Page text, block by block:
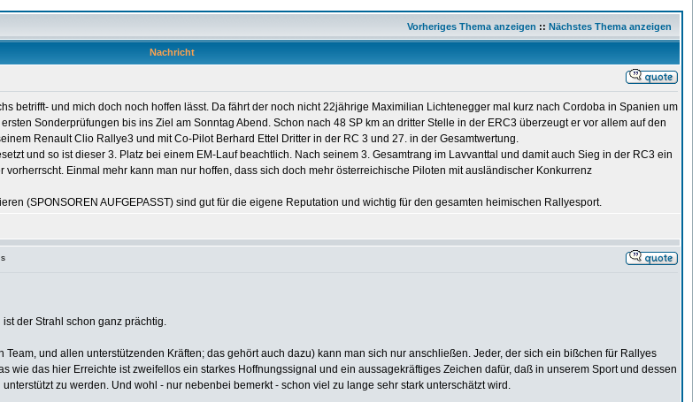
Vorheriges Thema anzeigen :: Nächstes Thema anzeigen
Nachricht
betrifft- und mich doch noch hoffen lässt. Da fährt der noch nicht 22jährige Maximilian Lichtenegger mal kurz nach Cordoba in Spanien um
Sonderprüfungen bis ins Ziel am Sonntag Abend. Schon nach 48 SP km an dritter Stelle in der ERC3 überzeugt er vor allem auf den
Renault Clio Rallye3 und mit Co-Pilot Berhard Ettel Dritter in der RC 3 und 27. in der Gesamtwertung.
und so ist dieser 3. Platz bei einem EM-Lauf beachtlich. Nach seinem 3. Gesamtrang im Lavvanttal und damit auch Sieg in der RC3 ein
Einmal mehr kann man nur hoffen, dass sich doch mehr österreichische Piloten mit ausländischer Konkurrenz
(SPONSOREN AUFGEPASST) sind gut für die eigene Reputation und wichtig für den gesamten heimischen Rallyesport.
der Strahl schon ganz prächtig.
und allen unterstützenden Kräften; das gehört auch dazu) kann man sich nur anschließen. Jeder, der sich ein bißchen für Rallyes
wie das hier Erreichte ist zweifellos ein starkes Hoffnungssignal und ein aussagekräftiges Zeichen dafür, daß in unserem Sport und dessen
zu werden. Und wohl - nur nebenbei bemerkt - schon viel zu lange sehr stark unterschätzt wird.